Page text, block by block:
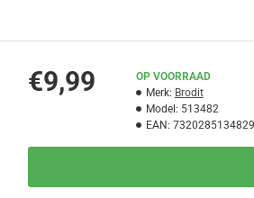
€9,99
OP VOORRAAD
Merk: Brodit
Model: 513482
EAN: 7320285134829